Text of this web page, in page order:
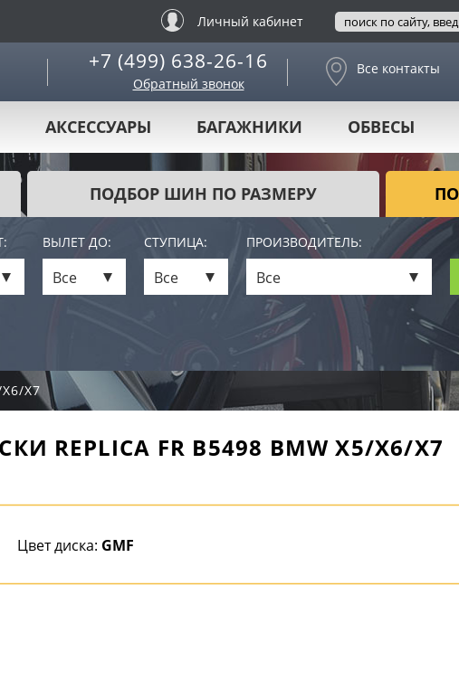
Личный кабинет
+7 (499) 638-26-16
Обратный звонок
Все контакты
АКСЕССУАРЫ БАГАЖНИКИ ОБВЕСЫ
ПОДБОР ШИН ПО РАЗМЕРУ
ВЫЛЕТ ДО: СТУПИЦА: ПРОИЗВОДИТЕЛЬ:
Все Все Все
X7
REPLICA FR B5498 BMW X5/X6/X7
Цвет диска: GMF